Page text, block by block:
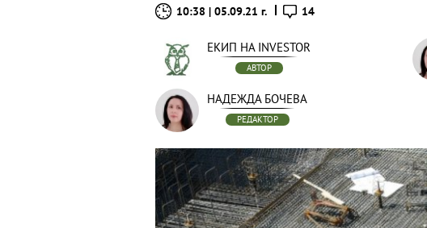
10:38 | 05.09.21 г. 14
ЕКИП НА INVESTOR
АВТОР
НАДЕЖДА БОЧЕВА
РЕДАКТОР